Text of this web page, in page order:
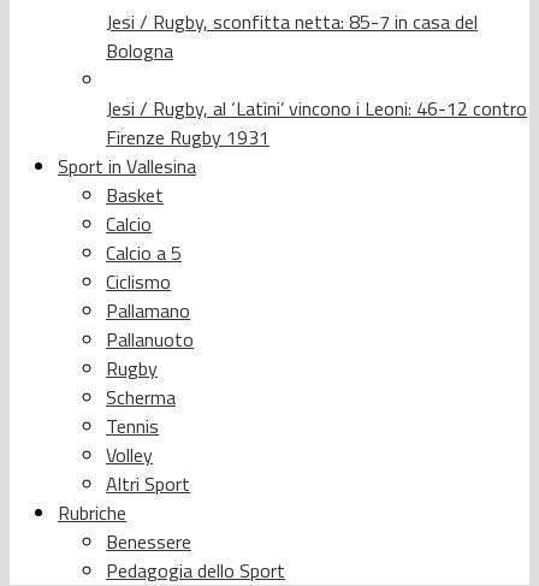
Jesi / Rugby, sconfitta netta: 85-7 in casa del
Bologna
Jesi / Rugby, al ‘Latini’ vincono i Leoni: 46-12 contro
Firenze Rugby 1931
Sport in Vallesina
Basket
Calcio
Calcio a 5
Ciclismo
Pallamano
Pallanuoto
Rugby
Scherma
Tennis
Volley
Altri Sport
Rubriche
Benessere
Pedagogia dello Sport